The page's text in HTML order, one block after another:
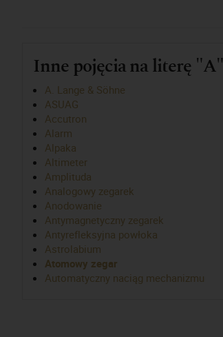
Inne pojęcia na literę "A"
A. Lange & Söhne
ASUAG
Accutron
Alarm
Alpaka
Altimeter
Amplituda
Analogowy zegarek
Anodowanie
Antymagnetyczny zegarek
Antyrefleksyjna powłoka
Astrolabium
Atomowy zegar
Automatyczny naciąg mechanizmu